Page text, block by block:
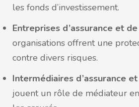
les fonds d’investissement.
Entreprises d’assurance et
organisations offrent une
contre divers risques.
Intermédiaires d’assurance
jouent un rôle de médiateur